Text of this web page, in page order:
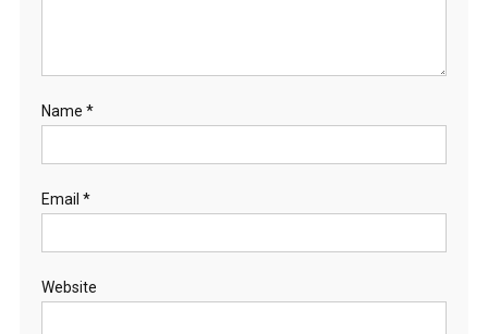
Name *
Email *
Website